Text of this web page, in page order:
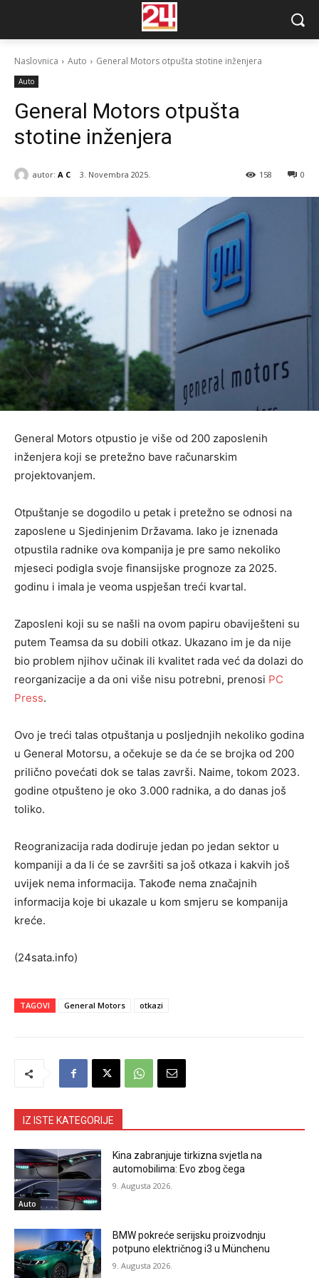
Naslovnica Auto General Motors otpušta stotine inženjera
Auto
General Motors otpušta
stotine inženjera
autor: A C 3. Novembra 2025. 0
158
General Motors otpustio je više od 200 zaposlenih
inženjera koji se pretežno bave računarskim
projektovanjem.
Otpuštanje se dogodilo u petak i pretežno se odnosi na
zaposlene u Sjedinjenim Državama. Iako je iznenada
otpustila radnike ova kompanija je pre samo nekoliko
mjeseci podigla svoje finansijske prognoze za 2025.
godinu i imala je veoma uspješan treći kvartal.
Zaposleni koji su se našli na ovom papiru obaviješteni su
putem Teamsa da su dobili otkaz. Ukazano im je da nije
bio problem njihov učinak ili kvalitet rada već da dolazi do
reorganizacije a da oni više nisu potrebni, prenosi PC
Press.
Ovo je treći talas otpuštanja u posljednjih nekoliko godina
u General Motorsu, a očekuje se da će se brojka od 200
prilično povećati dok se talas završi. Naime, tokom 2023.
godine otpušteno je oko 3.000 radnika, a do danas još
toliko.
Reogranizacija rada dodiruje jedan po jedan sektor u
kompaniji a da li će se završiti sa još otkaza i kakvih još
uvijek nema informacija. Takođe nema značajnih
informacija koje bi ukazale u kom smjeru se kompanija
kreće.
(24sata.info)
TAGOVI General Motors otkazi
IZ ISTE KATEGORIJE
Auto
Kina zabranjuje tirkizna svjetla na
automobilima: Evo zbog čega
9. Augusta 2026.
BMW pokreće serijsku proizvodnju
potpuno električnog i3 u Münchenu
9. Augusta 2026.